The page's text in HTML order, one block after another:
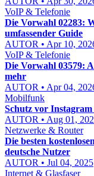
VoIP & Telefonie
Die Vorwahl 02283:
umfassender Guide
AUTOR • Apr 10,
VoIP & Telefonie
Die Vorwahl 03579:
mehr
AUTOR • Apr 04,
Mobilfunk
Schutz vor Instagram
AUTOR • Aug 01,
Netzwerke & Router
Die besten
deutsche Nutzer
AUTOR • Jul 04, 2025
Internet & Glasfaser